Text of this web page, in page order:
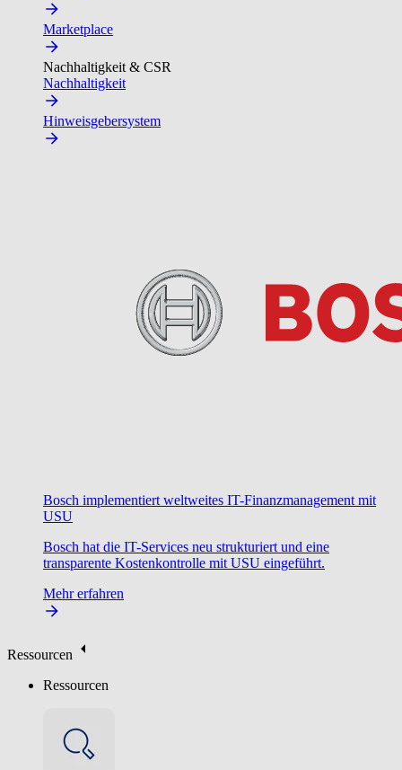
Marketplace
Nachhaltigkeit & CSR
Nachhaltigkeit
Hinweisgebersystem
Bosch implementiert weltweites IT-Finanzmanagement mit
USU
Bosch hat die IT-Services neu strukturiert und eine
transparente Kostenkontrolle mit USU eingeführt.
Mehr erfahren
Ressourcen
Ressourcen